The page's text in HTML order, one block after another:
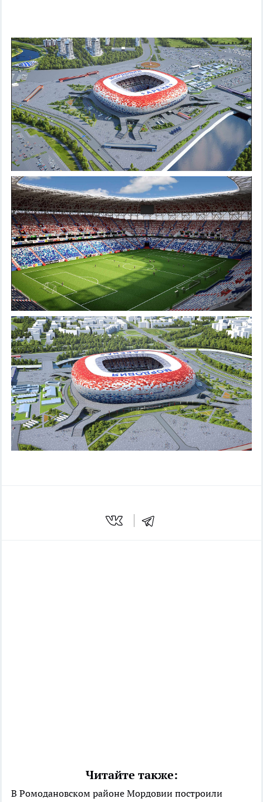
Читайте также:
В Ромодановском районе Мордовии построили